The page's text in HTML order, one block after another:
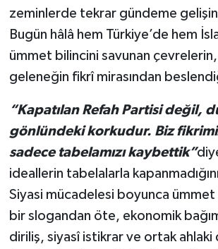
zeminlerde tekrar gündeme
Bugün hâlâ hem Türkiye’de hem
ümmet bilincini savunan çevrelerin,
geleneğin fikrî mirasından
“Kapatılan Refah Partisi değil,
gönlündeki korkudur. Biz
sadece tabelamızı kaybettik”
ideallerin tabelalarla
Siyasi mücadelesi boyunca
bir slogandan öte, ekonomik
diriliş, siyasî istikrar ve ortak